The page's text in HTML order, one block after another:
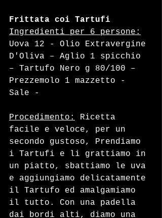
Frittata coi Tartufi
Ingredienti per 6 persone:
Uova 12 - Olio Extravergine
D'Oliva – Aglio 1 spicchio
– Tartufo Nero g 80/100 –
Prezzemolo 1 mazzetto -
Sale -
Procedimento:
Ricetta
facile e veloce, per un
secondo gustoso, Prendiamo
i Tartufi e li grattiamo in
un piatto, sbattiamo le uva
e aggiungiamo delicatamente
il Tartufo ed amalgamiamo
il tutto. Con una padella
dai bordi alti, diamo una